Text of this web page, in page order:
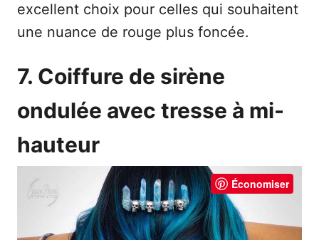
excellent choix pour celles qui souhaitent
une nuance de rouge plus foncée.
7. Coiffure de sirène
ondulée avec tresse à mi-
hauteur
Économiser